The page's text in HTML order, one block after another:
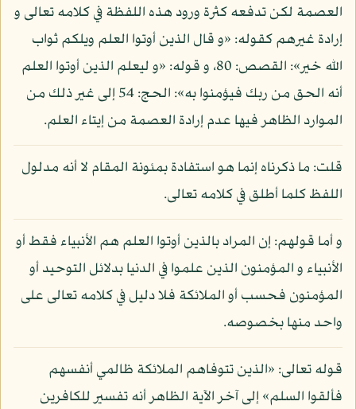
العصمة لكن تدفعه كثرة ورود هذه اللفظة في كلامه تعالى و
إرادة غيرهم كقوله: «و قال الذين أوتوا العلم ويلكم ثواب
الله خير»: القصص: 80، و قوله: «و ليعلم الذين أوتوا العلم
أنه الحق من ربك فيؤمنوا به»: الحج: 54 إلى غير ذلك من
الموارد الظاهر فيها عدم إرادة العصمة من إيتاء العلم.
قلت: ما ذكرناه إنما هو استفادة بمئونة المقام لا أنه مدلول
اللفظ كلما أطلق في كلامه تعالى.
و أما قولهم: إن المراد بالذين أوتوا العلم هم الأنبياء فقط أو
الأنبياء و المؤمنون الذين علموا في الدنيا بدلائل التوحيد أو
المؤمنون فحسب أو الملائكة فلا دليل في كلامه تعالى على
واحد منها بخصوصه.
قوله تعالى: «الذين تتوفاهم الملائكة ظالمي أنفسهم
فألقوا السلم» إلى آخر الآية الظاهر أنه تفسير للكافرين